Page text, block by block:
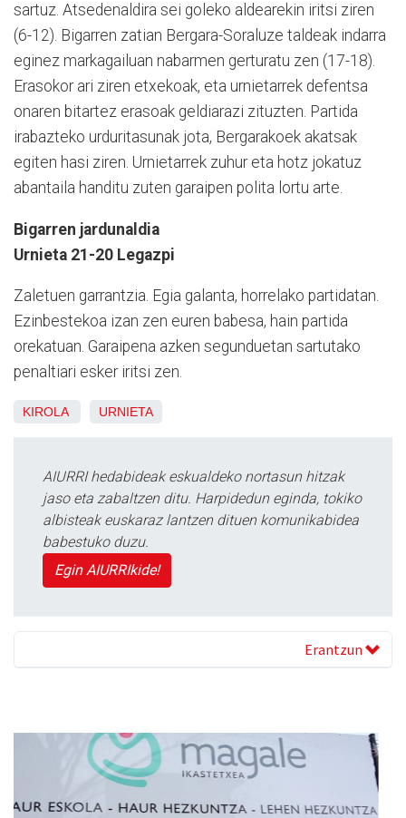
sartuz. Atsedenaldira sei goleko aldearekin iritsi ziren
(6-12). Bigarren zatian Bergara-Soraluze taldeak indarra
eginez markagailuan nabarmen gerturatu zen (17-18).
Erasokor ari ziren etxekoak, eta urnietarrek defentsa
onaren bitartez erasoak geldiarazi zituzten. Partida
irabazteko urduritasunak jota, Bergarakoek akatsak
egiten hasi ziren. Urnietarrek zuhur eta hotz jokatuz
abantaila handitu zuten garaipen polita lortu arte.
Bigarren jardunaldia
Urnieta 21-20 Legazpi
Zaletuen garrantzia. Egia galanta, horrelako partidatan.
Ezinbestekoa izan zen euren babesa, hain partida
orekatuan. Garaipena azken segunduetan sartutako
penaltiari esker iritsi zen.
KIROLA URNIETA
AIURRI hedabideak eskualdeko nortasun hitzak
jaso eta zabaltzen ditu. Harpidedun eginda, tokiko
albisteak euskaraz lantzen dituen komunikabidea
babestuko duzu.
Egin AIURRIkide!
Erantzun